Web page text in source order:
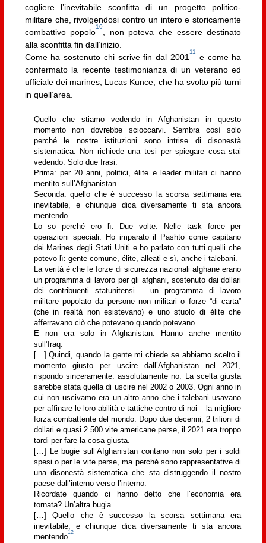
cogliere l’inevitabile sconfitta di un progetto politico-
militare che, rivolgendosi contro un intero e storicamente
combattivo popolo
10
, non poteva che essere destinato
alla sconfitta fin dall’inizio.
Come ha sostenuto chi scrive fin dal 2001
11
e come ha
confermato la recente testimonianza di un veterano ed
ufficiale dei marines, Lucas Kunce, che ha svolto più turni
in quell’area.
Quello che stiamo vedendo in Afghanistan in questo
momento non dovrebbe scioccarvi. Sembra così solo
perché le nostre istituzioni sono intrise di disonestà
sistematica. Non richiede una tesi per spiegare cosa stai
vedendo. Solo due frasi.
Prima: per 20 anni, politici, élite e leader militari ci hanno
mentito sull’Afghanistan.
Seconda: quello che è successo la scorsa settimana era
inevitabile, e chiunque dica diversamente ti sta ancora
mentendo.
Lo so perché ero lì. Due volte. Nelle task force per
operazioni speciali. Ho imparato il Pashto come capitano
dei Marines degli Stati Uniti e ho parlato con tutti quelli che
potevo lì: gente comune, élite, alleati e sì, anche i talebani.
La verità è che le forze di sicurezza nazionali afghane erano
un programma di lavoro per gli afghani, sostenuto dai dollari
dei contribuenti statunitensi – un programma di lavoro
militare popolato da persone non militari o forze “di carta”
(che in realtà non esistevano) e uno stuolo di élite che
afferravano ciò che potevano quando potevano.
E non era solo in Afghanistan. Hanno anche mentito
sull’Iraq.
[…] Quindi, quando la gente mi chiede se abbiamo scelto il
momento giusto per uscire dall’Afghanistan nel 2021,
rispondo sinceramente: assolutamente no. La scelta giusta
sarebbe stata quella di uscire nel 2002 o 2003. Ogni anno in
cui non uscivamo era un altro anno che i talebani usavano
per affinare le loro abilità e tattiche contro di noi – la migliore
forza combattente del mondo. Dopo due decenni, 2 trilioni di
dollari e quasi 2.500 vite americane perse, il 2021 era troppo
tardi per fare la cosa giusta.
[…] Le bugie sull’Afghanistan contano non solo per i soldi
spesi o per le vite perse, ma perché sono rappresentative di
una disonestà sistematica che sta distruggendo il nostro
paese dall’interno verso l’interno.
Ricordate quando ci hanno detto che l’economia era
tornata? Un’altra bugia.
[…] Quello che è successo la scorsa settimana era
inevitabile, e chiunque dica diversamente ti sta ancora
mentendo
12
.